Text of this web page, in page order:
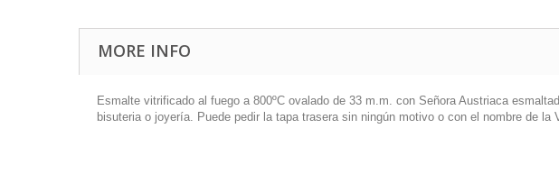
MORE INFO
Esmalte vitrificado al fuego a 800ºC ovalado de 33 m.m. con Señora Austriaca
bisuteria o joyería. Puede pedir la tapa trasera sin ningún motivo o con el nombre de